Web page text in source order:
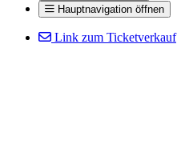
Hauptnavigation öffnen
Link zum Ticketverkauf